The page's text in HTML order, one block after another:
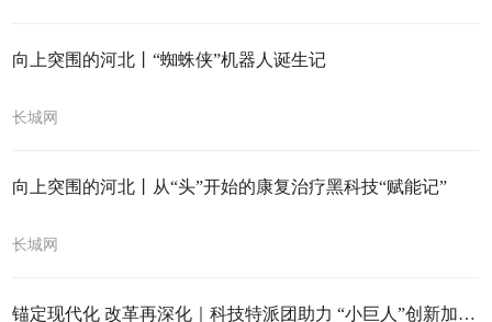
向上突围的河北丨“蜘蛛侠”机器人诞生记
长城网
向上突围的河北丨从“头”开始的康复治疗黑科技“赋能记”
长城网
锚定现代化 改革再深化｜科技特派团助力 “小巨人”创新加速跑